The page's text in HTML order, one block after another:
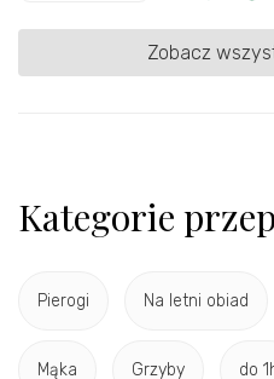
Zobacz
Kategorie
Pierogi Na letni obiad
Mąka Grzyby do